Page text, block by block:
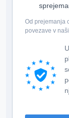
Od prejemanja
povezave v